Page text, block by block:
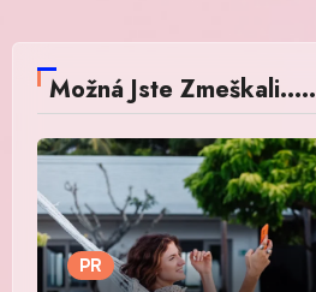
Možná Jste Zmeškali.....
PR